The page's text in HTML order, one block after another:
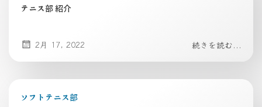
テニス部 紹介
2月 17, 2022 続きを読む...
ソフトテニス部